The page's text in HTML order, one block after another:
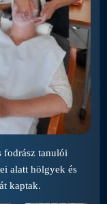
fodrász tanulói
alatt hölgyek és
kaptak.